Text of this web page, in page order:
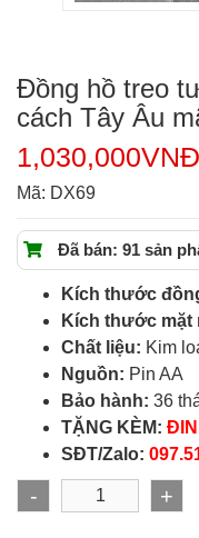
Đồng hồ treo
cách Tây Âu
1,030,000VNĐ
Mã: DX69
Đã bán: 91 sản
Kích thước
Kích thước mặt
Chất liệu: Kim
Nguồn: Pin AA
Bảo hành: 36
TẶNG KÈM:
SĐT/Zalo:
- +